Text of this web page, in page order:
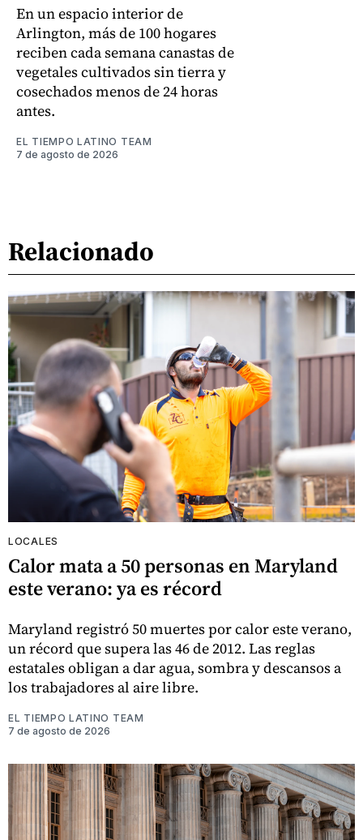
En un espacio interior de
Arlington, más de 100 hogares
reciben cada semana canastas de
vegetales cultivados sin tierra y
cosechados menos de 24 horas
antes.
EL TIEMPO LATINO TEAM
7 de agosto de 2026
Relacionado
LOCALES
Calor mata a 50 personas en Maryland
este verano: ya es récord
Maryland registró 50 muertes por calor este verano,
un récord que supera las 46 de 2012. Las reglas
estatales obligan a dar agua, sombra y descansos a
los trabajadores al aire libre.
EL TIEMPO LATINO TEAM
7 de agosto de 2026